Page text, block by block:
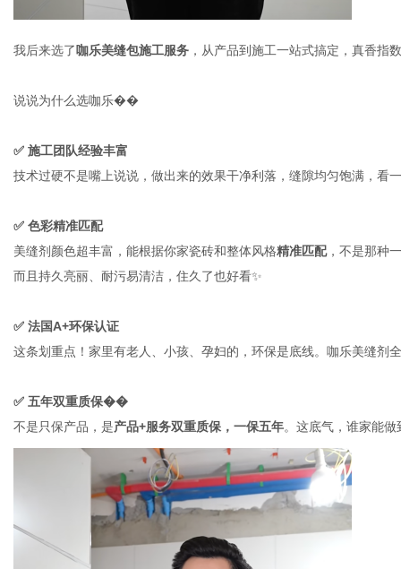
我后来选了 咖乐美缝包施工服务 ，从产品到施工一站式搞定，真香
说说为什么选咖乐��
✅ 施工团队经验丰富
技术过硬不是嘴上说说，做出来的效果干净利落，缝隙均匀饱满，
✅ 色彩精准匹配
美缝剂颜色超丰富，能根据你家瓷砖和整体风格精准匹配，不是那种
而且持久亮丽、耐污易清洁，住久了也好看✨
✅ 法国A+环保认证
这条划重点！家里有老人、小孩、孕妇的，环保是底线。咖乐美缝剂
✅ 五年双重质保��
不是只保产品，是产品+服务双重质保，一保五年。这底气，谁家能做